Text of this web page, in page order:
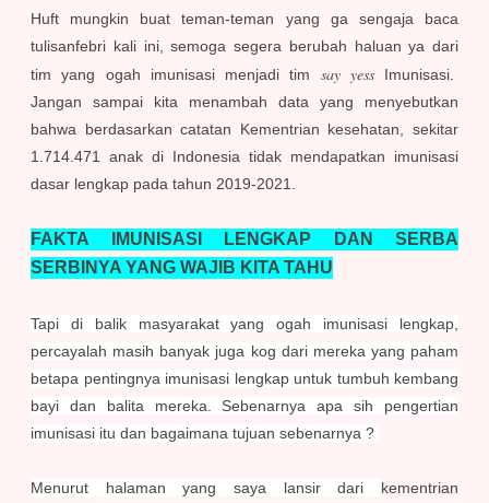
Huft mungkin buat teman-teman yang ga sengaja baca
tulisanfebri kali ini, semoga segera berubah haluan ya dari
tim yang ogah imunisasi menjadi tim say yessImunisasi.
Jangan sampai kita menambah data yang menyebutkan
bahwa berdasarkan catatan Kementrian kesehatan, sekitar
1.714.471 anak di Indonesia tidak mendapatkan imunisasi
dasar lengkap pada tahun 2019-2021.
FAKTA IMUNISASI LENGKAP DAN SERBA
SERBINYA YANG WAJIB KITA TAHU
Tapi di balik masyarakat yang ogah imunisasi lengkap,
percayalah masih banyak juga kog dari mereka yang paham
betapa pentingnya imunisasi lengkap untuk tumbuh kembang
bayi dan balita mereka. Sebenarnya apa sih pengertian
imunisasi itu dan bagaimana tujuan sebenarnya ?
Menurut halaman yang saya lansir dari kementrian